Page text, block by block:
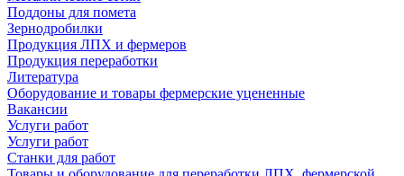
Поддоны для помета
Зернодробилки
Продукция ЛПХ и фермеров
Продукция переработки
Литература
Оборудование и товары фермерские уцененные
Вакансии
Услуги работ
Услуги работ
Станки для работ